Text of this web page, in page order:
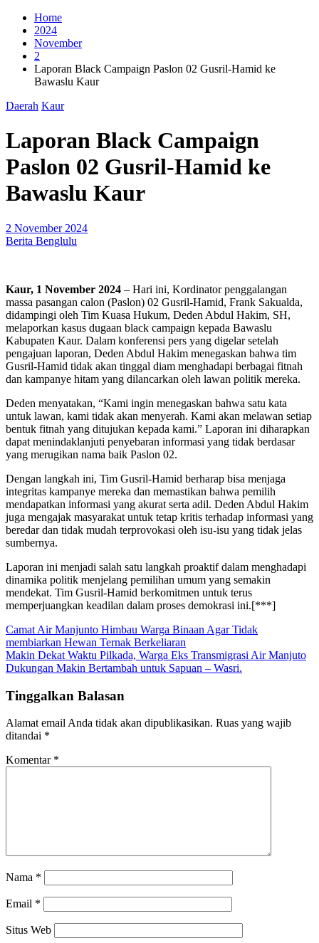
Home
2024
November
2
Laporan Black Campaign Paslon 02 Gusril-Hamid ke
Bawaslu Kaur
Daerah Kaur
Laporan Black Campaign
Paslon 02 Gusril-Hamid ke
Bawaslu Kaur
2 November 2024
Berita Benglulu
Kaur, 1 November 2024 – Hari ini, Kordinator penggalangan
massa pasangan calon (Paslon) 02 Gusril-Hamid, Frank Sakualda,
didampingi oleh Tim Kuasa Hukum, Deden Abdul Hakim, SH,
melaporkan kasus dugaan black campaign kepada Bawaslu
Kabupaten Kaur. Dalam konferensi pers yang digelar setelah
pengajuan laporan, Deden Abdul Hakim menegaskan bahwa tim
Gusril-Hamid tidak akan tinggal diam menghadapi berbagai fitnah
dan kampanye hitam yang dilancarkan oleh lawan politik mereka.
Deden menyatakan, “Kami ingin menegaskan bahwa satu kata
untuk lawan, kami tidak akan menyerah. Kami akan melawan setiap
bentuk fitnah yang ditujukan kepada kami.” Laporan ini diharapkan
dapat menindaklanjuti penyebaran informasi yang tidak berdasar
yang merugikan nama baik Paslon 02.
Dengan langkah ini, Tim Gusril-Hamid berharap bisa menjaga
integritas kampanye mereka dan memastikan bahwa pemilih
mendapatkan informasi yang akurat serta adil. Deden Abdul Hakim
juga mengajak masyarakat untuk tetap kritis terhadap informasi yang
beredar dan tidak mudah terprovokasi oleh isu-isu yang tidak jelas
sumbernya.
Laporan ini menjadi salah satu langkah proaktif dalam menghadapi
dinamika politik menjelang pemilihan umum yang semakin
mendekat. Tim Gusril-Hamid berkomitmen untuk terus
memperjuangkan keadilan dalam proses demokrasi ini.[***]
Navigasi
pos
Camat Air Manjunto Himbau Warga Binaan Agar Tidak
membiarkan Hewan Ternak Berkeliaran
Makin Dekat Waktu Pilkada, Warga Eks Transmigrasi Air Manjuto
Dukungan Makin Bertambah untuk Sapuan – Wasri.
Tinggalkan Balasan
Alamat email Anda tidak akan dipublikasikan. Ruas yang wajib
ditandai *
Komentar *
Nama *
Email *
Situs Web